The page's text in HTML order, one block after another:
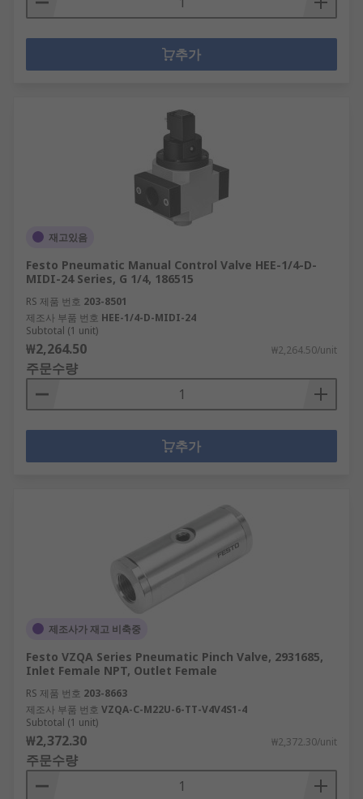
추가
재고있음
Festo Pneumatic Manual Control Valve HEE-1/4-D-
MIDI-24 Series, G 1/4, 186515
RS 제품 번호 203-8501
제조사 부품 번호 HEE-1/4-D-MIDI-24
Subtotal (1 unit)
₩2,264.50 ₩2,264.50/unit
주문수량
추가
제조사가 재고 비축중
Festo VZQA Series Pneumatic Pinch Valve, 2931685,
Inlet Female NPT, Outlet Female
RS 제품 번호 203-8663
제조사 부품 번호 VZQA-C-M22U-6-TT-V4V4S1-4
Subtotal (1 unit)
₩2,372.30 ₩2,372.30/unit
주문수량